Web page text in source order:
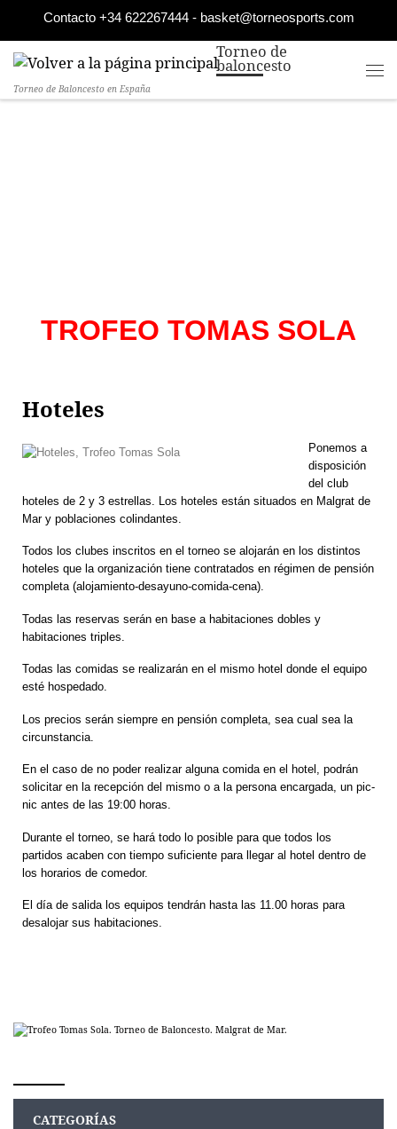
Contacto +34 622267444 - basket@torneosports.com
Saltar al contenido
Torneo de
baloncesto
Torneo de Baloncesto en España
TROFEO TOMAS SOLA
Hoteles
Ponemos a
disposición
del club
hoteles de 2 y 3 estrellas. Los hoteles están situados en Malgrat de
Mar y poblaciones colindantes.
Todos los clubes inscritos en el torneo se alojarán en los distintos
hoteles que la organización tiene contratados en régimen de pensión
completa (alojamiento-desayuno-comida-cena).
Todas las reservas serán en base a habitaciones dobles y
habitaciones triples.
Todas las comidas se realizarán en el mismo hotel donde el equipo
esté hospedado.
Los precios serán siempre en pensión completa, sea cual sea la
circunstancia.
En el caso de no poder realizar alguna comida en el hotel, podrán
solicitar en la recepción del mismo o a la persona encargada, un pic-
nic antes de las 19:00 horas.
Durante el torneo, se hará todo lo posible para que todos los
partidos acaben con tiempo suficiente para llegar al hotel dentro de
los horarios de comedor.
El día de salida los equipos tendrán hasta las 11.00 horas para
desalojar sus habitaciones.
CATEGORÍAS